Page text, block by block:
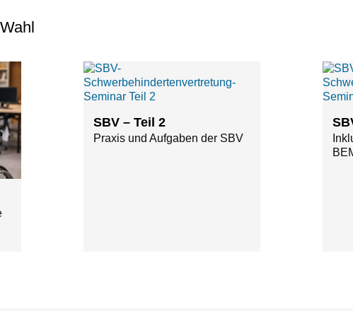
SBV – Teil 2
Praxis und Aufgaben der SBV